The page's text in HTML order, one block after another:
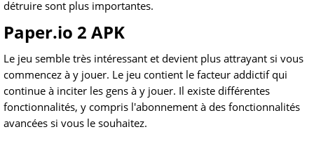
détruire sont plus importantes.
Paper.io 2 APK
Le jeu semble très intéressant et devient plus attrayant si vous
commencez à y jouer. Le jeu contient le facteur addictif qui
continue à inciter les gens à y jouer. Il existe différentes
fonctionnalités, y compris l'abonnement à des fonctionnalités
avancées si vous le souhaitez.